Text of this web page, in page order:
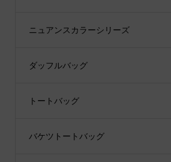
ニュアンスカラーシリーズ
ダッフルバッグ
トートバッグ
バケツトートバッグ